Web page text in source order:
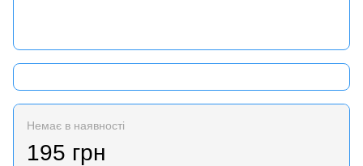
Немає в наявності
195 грн